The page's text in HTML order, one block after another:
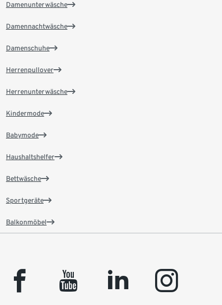
Damenunterwäsche
Damennachtwäsche
Damenschuhe
Herrenpullover
Herrenunterwäsche
Kindermode
Babymode
Haushaltshelfer
Bettwäsche
Sportgeräte
Balkonmöbel
facebook youtube linkedin instagram